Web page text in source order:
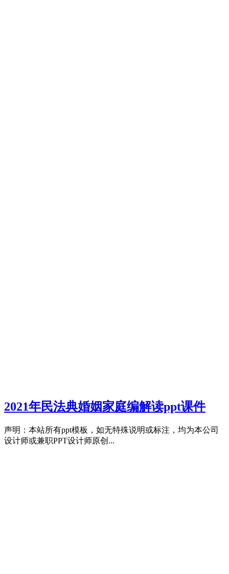
2021年民法典婚姻家庭编解读ppt课件
声明：本站所有ppt模板，如无特殊说明或标注，均为本公司
设计师或兼职PPT设计师原创...